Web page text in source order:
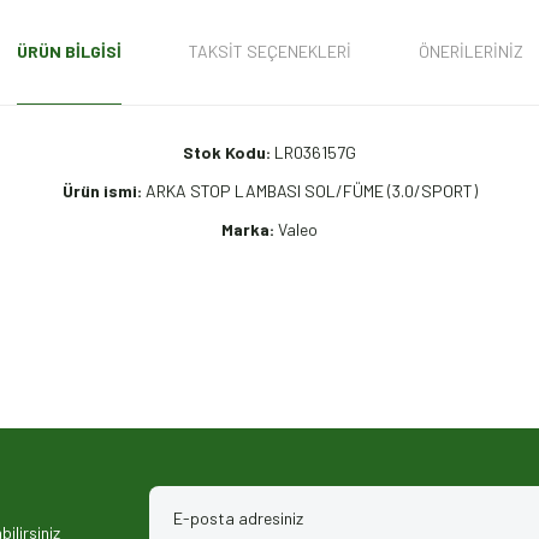
ÜRÜN BILGISI TAKSIT SEÇENEKLERI ÖNERILERINIZ
Stok Kodu: LR036157G
Ürün ismi: ARKA STOP LAMBASI SOL/FÜME (3.0/SPORT)
Marka: Valeo